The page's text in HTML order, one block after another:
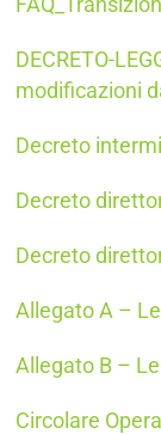
DECRETO-
modificazioni
Decreto
Decreto
Decreto
Allegato A –
Allegato B –
Circolare